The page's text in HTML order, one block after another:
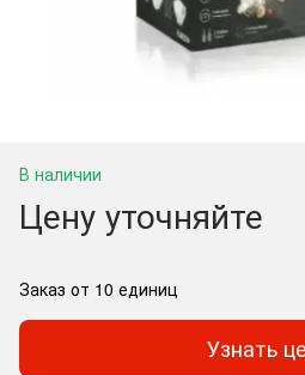
В наличии
Цену уточняйте
Заказ от 10 единиц
Узнать